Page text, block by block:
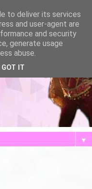
▼
to deliver its services
and user-agent are
and security
generate usage
abuse.
GOT IT